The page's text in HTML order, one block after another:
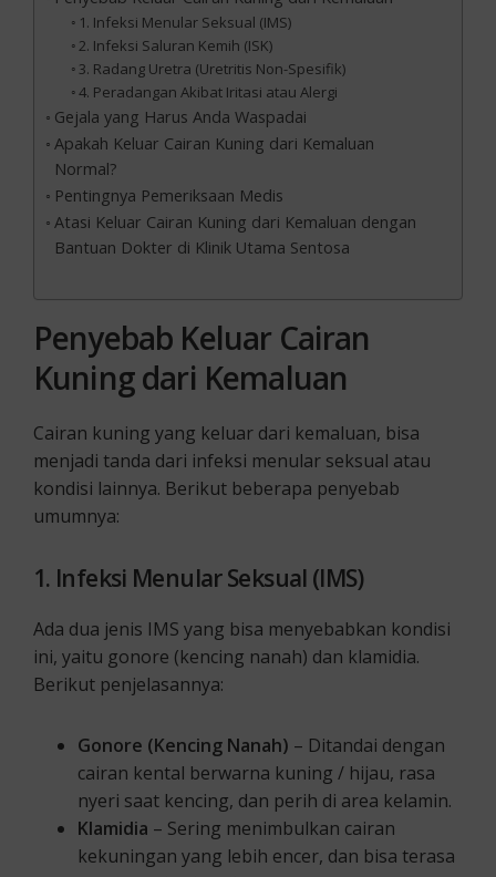
1. Infeksi Menular Seksual (IMS)
2. Infeksi Saluran Kemih (ISK)
3. Radang Uretra (Uretritis Non-Spesifik)
4. Peradangan Akibat Iritasi atau Alergi
Gejala yang Harus Anda Waspadai
Apakah Keluar Cairan Kuning dari Kemaluan
Normal?
Pentingnya Pemeriksaan Medis
Atasi Keluar Cairan Kuning dari Kemaluan dengan
Bantuan Dokter di Klinik Utama Sentosa
Penyebab Keluar Cairan
Kuning dari Kemaluan
Cairan kuning yang keluar dari kemaluan, bisa
menjadi tanda dari infeksi menular seksual atau
kondisi lainnya. Berikut beberapa penyebab
umumnya:
1. Infeksi Menular Seksual (IMS)
Ada dua jenis IMS yang bisa menyebabkan kondisi
ini, yaitu gonore (kencing nanah) dan klamidia.
Berikut penjelasannya:
Gonore (Kencing Nanah) – Ditandai dengan
cairan kental berwarna kuning / hijau, rasa
nyeri saat kencing, dan perih di area kelamin.
Klamidia – Sering menimbulkan cairan
kekuningan yang lebih encer, dan bisa terasa